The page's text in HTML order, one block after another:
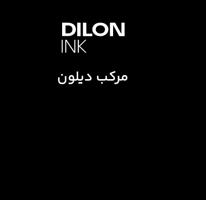
مرکب دیلون